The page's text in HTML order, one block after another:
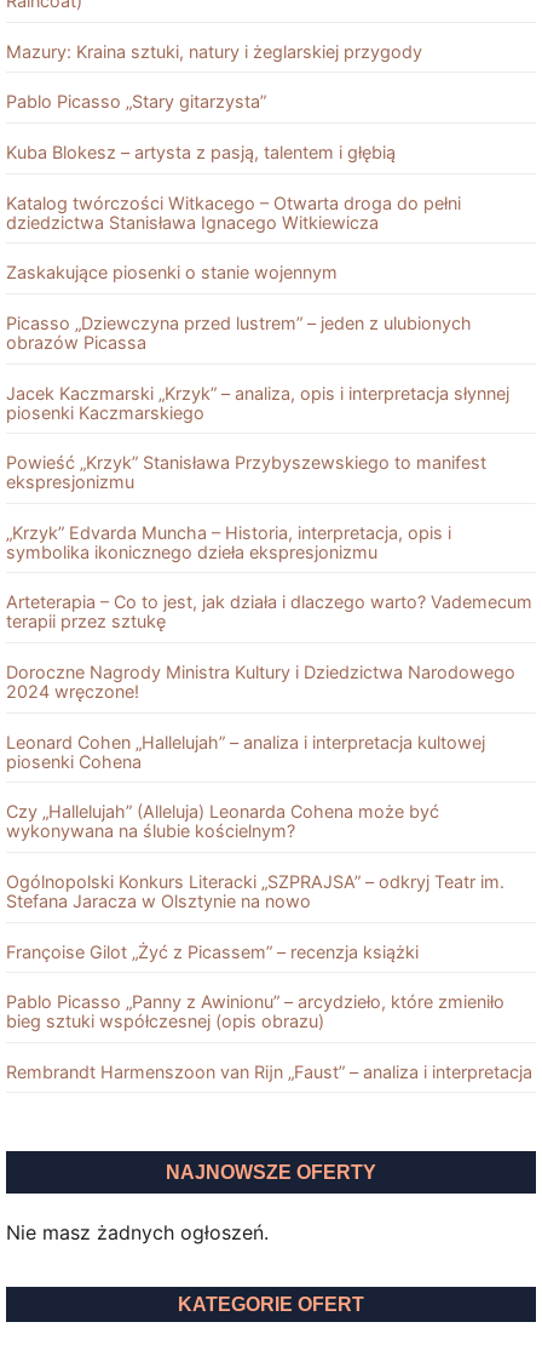
Mazury: Kraina sztuki, natury i żeglarskiej przygody
Pablo Picasso „Stary gitarzysta”
Kuba Blokesz – artysta z pasją, talentem i głębią
Katalog twórczości Witkacego – Otwarta droga do pełni
dziedzictwa Stanisława Ignacego Witkiewicza
Zaskakujące piosenki o stanie wojennym
Picasso „Dziewczyna przed lustrem” – jeden z ulubionych
obrazów Picassa
Jacek Kaczmarski „Krzyk” – analiza, opis i interpretacja słynnej
piosenki Kaczmarskiego
Powieść „Krzyk” Stanisława Przybyszewskiego to manifest
ekspresjonizmu
„Krzyk” Edvarda Muncha – Historia, interpretacja, opis i
symbolika ikonicznego dzieła ekspresjonizmu
Arteterapia – Co to jest, jak działa i dlaczego warto? Vademecum
terapii przez sztukę
Doroczne Nagrody Ministra Kultury i Dziedzictwa Narodowego
2024 wręczone!
Leonard Cohen „Hallelujah” – analiza i interpretacja kultowej
piosenki Cohena
Czy „Hallelujah” (Alleluja) Leonarda Cohena może być
wykonywana na ślubie kościelnym?
Ogólnopolski Konkurs Literacki „SZPRAJSA” – odkryj Teatr im.
Stefana Jaracza w Olsztynie na nowo
Françoise Gilot „Żyć z Picassem” – recenzja książki
Pablo Picasso „Panny z Awinionu” – arcydzieło, które zmieniło
bieg sztuki współczesnej (opis obrazu)
Rembrandt Harmenszoon van Rĳn „Faust” – analiza i interpretacja
NAJNOWSZE OFERTY
Nie masz żadnych ogłoszeń.
KATEGORIE OFERT